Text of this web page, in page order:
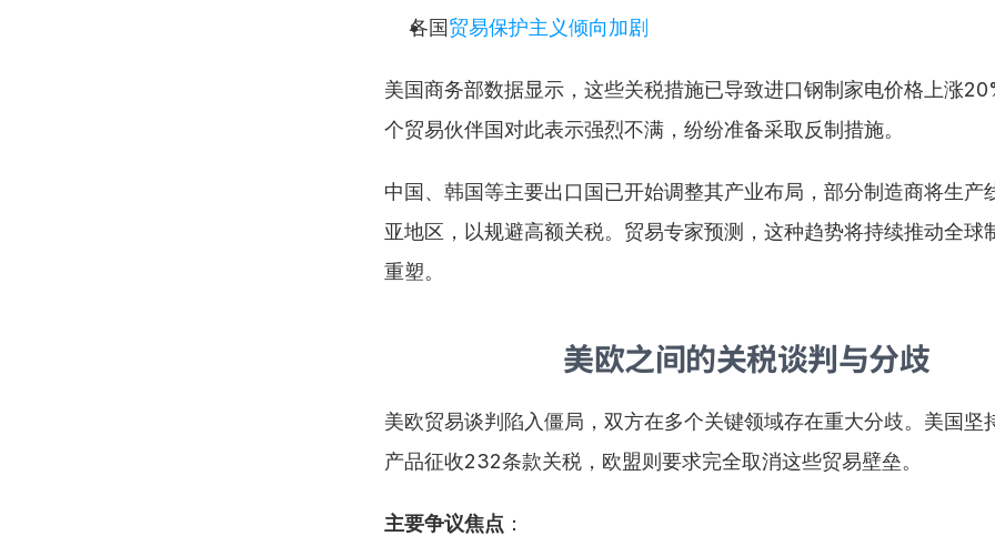
各国贸易保护主义倾向加剧
美国商务部数据显示，这些关税措施已导致进口钢制家电价格上涨
个贸易伙伴国对此表示强烈不满，纷纷准备采取反制措施。
中国、韩国等主要出口国已开始调整其产业布局，部分制造商将生产
亚地区，以规避高额关税。贸易专家预测，这种趋势将持续推动全球
重塑。
美欧之间的关税谈判与分歧
美欧贸易谈判陷入僵局，双方在多个关键领域存在重大分歧。美国坚
产品征收232条款关税，欧盟则要求完全取消这些贸易壁垒。
主要争议焦点 ：